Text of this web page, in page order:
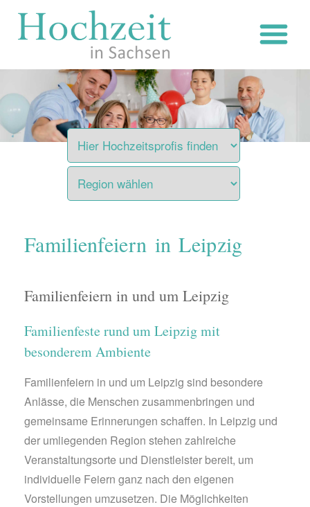
Inhalt
Familienfeiern in Leipzig
Familienfeiern in und um Leipzig
Familienfeste rund um Leipzig mit
besonderem Ambiente
Familienfeiern in und um Leipzig sind besondere
Anlässe, die Menschen zusammenbringen und
gemeinsame Erinnerungen schaffen. In Leipzig und
der umliegenden Region stehen zahlreiche
Veranstaltungsorte und Dienstleister bereit, um
individuelle Feiern ganz nach den eigenen
Vorstellungen umzusetzen. Die Möglichkeiten